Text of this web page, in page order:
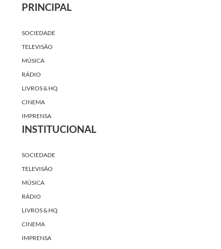
PRINCIPAL
SOCIEDADE
TELEVISÃO
MÚSICA
RÁDIO
LIVROS & HQ
CINEMA
IMPRENSA
INSTITUCIONAL
SOCIEDADE
TELEVISÃO
MÚSICA
RÁDIO
LIVROS & HQ
CINEMA
IMPRENSA